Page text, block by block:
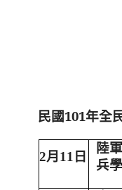
民國101年全
2月 11 日
陸
兵